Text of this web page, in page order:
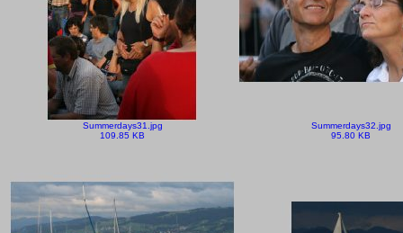
Summerdays31.jpg
109.85 KB
Summerdays32.jpg
95.80 KB